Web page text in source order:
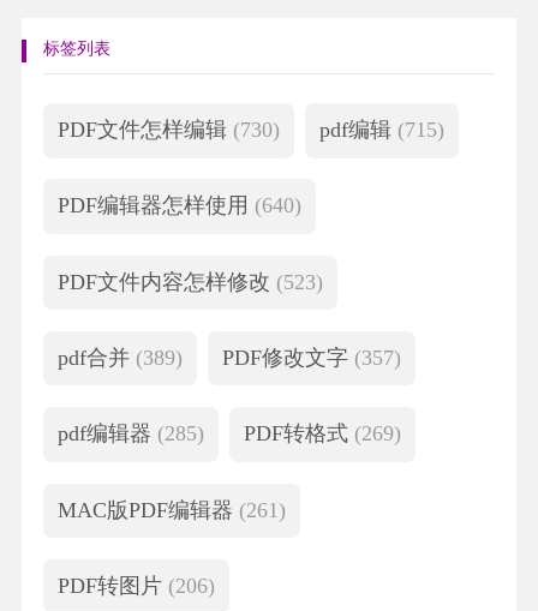
标签列表
PDF文件怎样编辑 (730) pdf编辑 (715)
PDF编辑器怎样使用 (640)
PDF文件内容怎样修改 (523)
pdf合并 (389) PDF修改文字 (357)
pdf编辑器 (285) PDF转格式 (269)
MAC版PDF编辑器 (261)
PDF转图片 (206)